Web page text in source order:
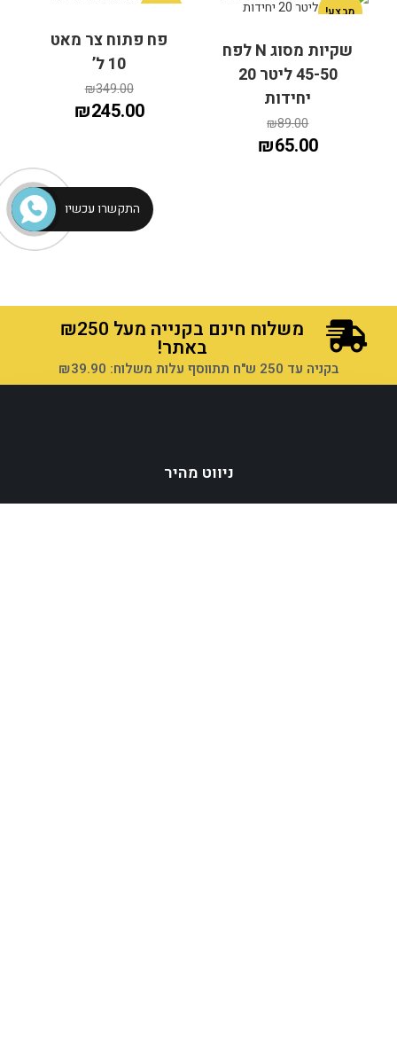
הוספה לסל הוספה לסל
מבצע!
שקיות מסוג N לפח
45-50 ליטר 20
יחידות
₪89.00
₪65.00
פח פתוח צר מאט
10 ל’
₪349.00
₪245.00
משלוח חינם בקנייה מעל ₪250
באתר!
בקניה עד 250 ש"ח תתווסף עלות משלוח: ₪39.90
ניווט מהיר
התקשרו עכשיו